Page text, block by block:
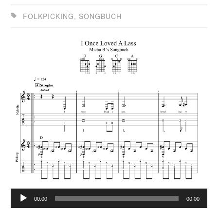
FOLKPICKING, SONGBUCH
Audio-00:00 00:00